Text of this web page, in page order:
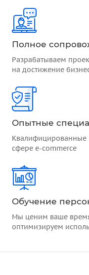
Полное
Разрабатываем
на достижение
Опытные
Квалифицированные
сфере e-commerce
Обучение
Мы ценим ваше
оптимизируем